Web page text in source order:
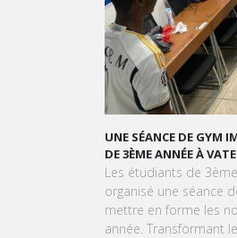
LES ÉTUDIANTS
en salles de
GRAND ORAL :
GOURMAND !
À l'approche du
Kinshasa sont
expérience aussi
pâtissière.